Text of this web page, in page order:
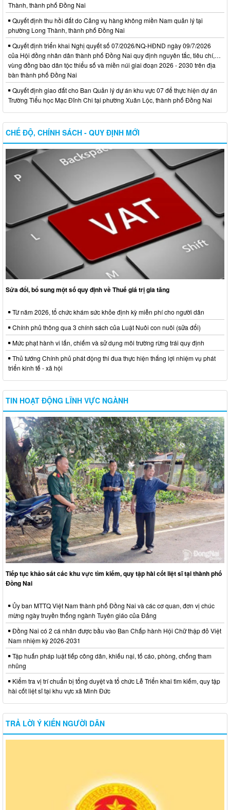
Thành, thành phố Đồng Nai
Quyết định thu hồi đất do Cảng vụ hàng không miền Nam quản lý tại
phường Long Thành, thành phố Đồng Nai
Quyết định triển khai Nghị quyết số 07/2026/NQ-HĐND ngày 09/7/2026
của Hội đồng nhân dân thành phố Đồng Nai quy định nguyên tắc, tiêu chí,…
vùng đồng bào dân tộc thiểu số và miền núi giai đoạn 2026 - 2030 trên địa
bàn thành phố Đồng Nai
Quyết định giao đất cho Ban Quản lý dự án khu vực 07 để thực hiện dự án
Trường Tiểu học Mạc Đĩnh Chi tại phường Xuân Lộc, thành phố Đồng Nai
CHẾ ĐỘ, CHÍNH SÁCH - QUY ĐỊNH MỚI
Sửa đổi, bổ sung một số quy định về Thuế giá trị gia tăng
Từ năm 2026, tổ chức khám sức khỏe định kỳ miễn phí cho người dân
Chính phủ thông qua 3 chính sách của Luật Nuôi con nuôi (sửa đổi)
Mức phạt hành vi lấn, chiếm và sử dụng môi trường rừng trái quy định
Thủ tướng Chính phủ phát động thi đua thực hiện thắng lợi nhiệm vụ phát
triển kinh tế - xã hội
TIN HOẠT ĐỘNG LĨNH VỰC NGÀNH
Tiếp tục khảo sát các khu vực tìm kiếm, quy tập hài cốt liệt sĩ tại thành phố
Đồng Nai
Ủy ban MTTQ Việt Nam thành phố Đồng Nai và các cơ quan, đơn vị chúc
mừng ngày truyền thống ngành Tuyên giáo của Đảng
Đồng Nai có 2 cá nhân được bầu vào Ban Chấp hành Hội Chữ thập đỏ Việt
Nam nhiệm kỳ 2026-2031
Tập huấn pháp luật tiếp công dân, khiếu nại, tố cáo, phòng, chống tham
nhũng
Kiểm tra vị trí chuẩn bị tổng duyệt và tổ chức Lễ Triển khai tìm kiếm, quy tập
hài cốt liệt sĩ tại khu vực xã Minh Đức
TRẢ LỜI Ý KIẾN NGƯỜI DÂN